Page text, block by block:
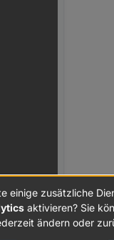
einige zusätzliche
aktivieren? Sie
ändern oder